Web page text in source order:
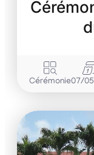
Cérémonie07/